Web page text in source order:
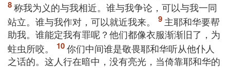
称我为义的与我相近。谁与我争论，可以与我一同
站立。谁与我作对，可以就近我来。
主耶和华要帮
助我。谁能定我有罪呢？他们都像衣服渐渐旧了，为
蛀虫所咬。
你们中间谁是敬畏耶和华听从他仆人
之话的。这人行在暗中，没有亮光，当倚靠耶和华的